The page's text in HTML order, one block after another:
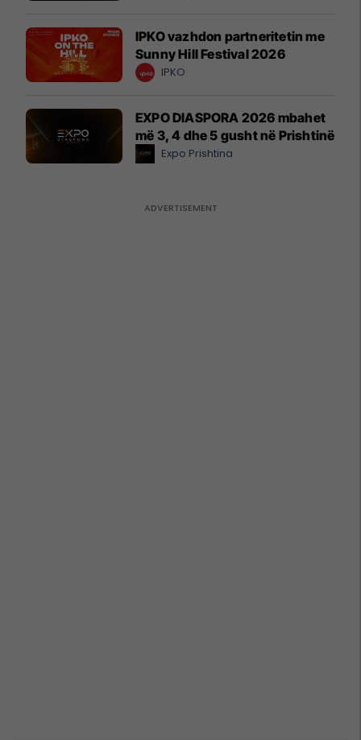
IPKO vazhdon partneritetin me
Sunny Hill Festival 2026
IPKO
EXPO DIASPORA 2026 mbahet
më 3, 4 dhe 5 gusht në Prishtinë
Expo Prishtina